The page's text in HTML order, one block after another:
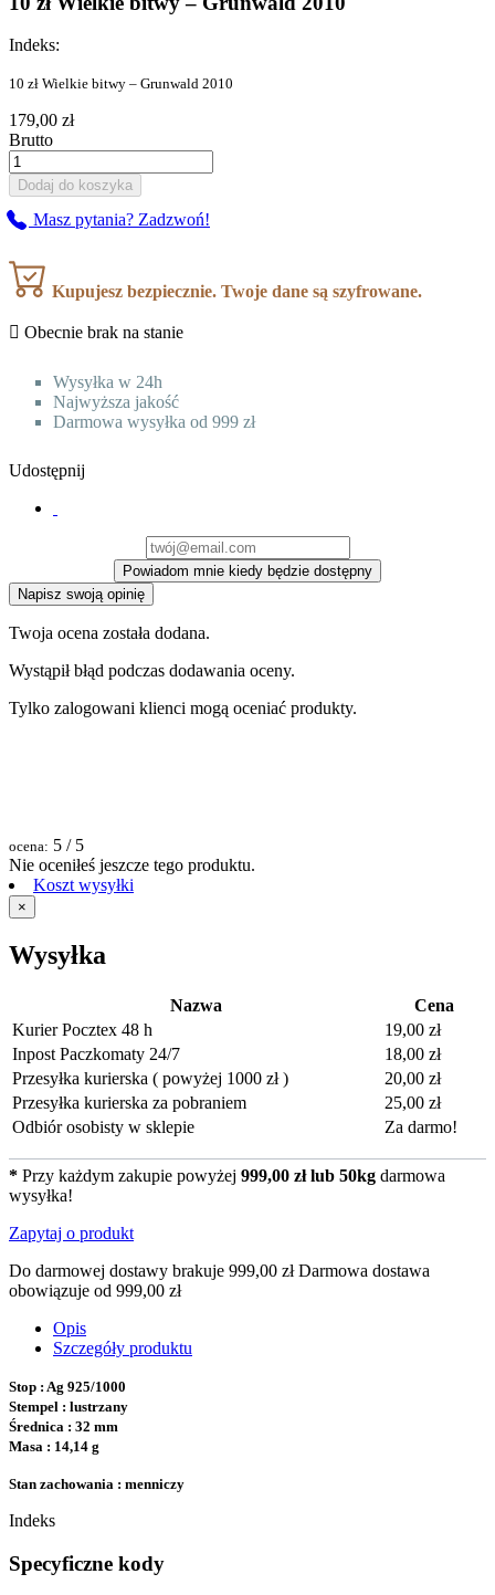
Indeks:
10 zł Wielkie bitwy – Grunwald 2010
179,00 zł
Brutto
Dodaj do koszyka
Masz pytania? Zadzwoń!
Kupujesz bezpiecznie. Twoje dane są szyfrowane.
 Obecnie brak na stanie
Wysyłka w 24h
Najwyższa jakość
Darmowa wysyłka od 999 zł
Udostępnij
Powiadom mnie kiedy będzie dostępny
Napisz swoją opinię
Twoja ocena została dodana.
Wystąpił błąd podczas dodawania oceny.
Tylko zalogowani klienci mogą oceniać produkty.
ocena: 5 / 5
Nie oceniłeś jeszcze tego produktu.
Koszt wysyłki
×
Wysyłka
Nazwa
Cena
Kurier Pocztex 48 h
19,00 zł
Inpost Paczkomaty 24/7
18,00 zł
Przesyłka kurierska ( powyżej 1000 zł )
20,00 zł
Przesyłka kurierska za pobraniem
25,00 zł
Odbiór osobisty w sklepie
Za darmo!
* Przy każdym zakupie powyżej 999,00 zł lub 50kg darmowa
wysyłka!
Zapytaj o produkt
Do darmowej dostawy brakuje 999,00 złDarmowa dostawa
obowiązuje od 999,00 zł
Opis
Szczegóły produktu
Stop : Ag 925/1000
Stempel : lustrzany
Średnica : 32 mm
Masa : 14,14 g
Stan zachowania : menniczy
Indeks
Specyficzne kody